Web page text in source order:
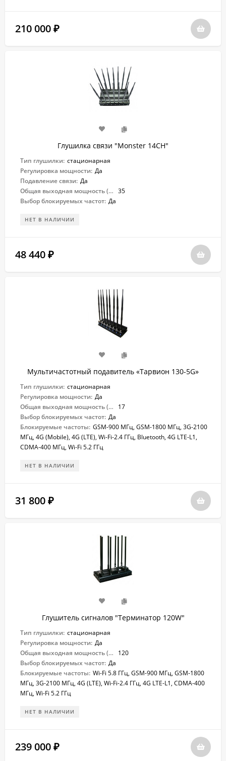
210 000 ₽
Глушилка связи "Monster 14CH"
Тип глушилки: стационарная
Регулировка мощности: Да
Подавление связи: Да
Общая выходная мощность (Вт): 35
Выбор блокируемых частот: Да
НЕТ В НАЛИЧИИ
48 440 ₽
Мультичастотный подавитель «Тарвион ​130-5G»
Тип глушилки: стационарная
Регулировка мощности: Да
Общая выходная мощность (Вт):
17
Выбор блокируемых частот: Да
Блокируемые частоты: GSM-900 МГц, GSM-1800 МГц, 3G-2100
МГц, 4G (Mobile), 4G (LTE), Wi-Fi-2.4 ГГц, Bluetooth, 4G LTE-L1,
CDMA-400 МГц, Wi-Fi 5.2 ГГц
НЕТ В НАЛИЧИИ
31 800 ₽
Глушитель сигналов "Терминатор 120W"
Тип глушилки: стационарная
Регулировка мощности: Да
Общая выходная мощность (Вт):
120
Выбор блокируемых частот: Да
Блокируемые частоты: Wi-Fi 5.8 ГГц, GSM-900 МГц, GSM-1800
МГц, 3G-2100 МГц, 4G (LTE), Wi-Fi-2.4 ГГц, 4G LTE-L1, CDMA-400
МГц, Wi-Fi 5.2 ГГц
НЕТ В НАЛИЧИИ
239 000 ₽